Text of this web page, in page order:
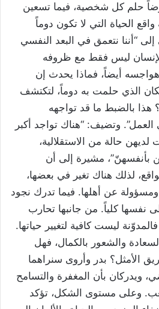
حلم كل شخصية، فيما تسعين
الحياة التي لا تكون دوماً
“أننا نتعمق في البعد النفسي
ليس فقط مع ظروفه
أيضاً، فماذا يحدث إن
الذي حلمت به دوماً، لتكتشف
هذا بالضبط ما قد تواجهه
وتضيف: “هناك تواجد أكبر
لديهن حالة من الاستقلالية،
بأنفسهنّ”، مشيرة إلى أن
لذلك هناك تغير في بعضها،
عن أهلها. فيما تدرك نجود
نفسها كلياً. من جانبها تحارب
ليست كافية لتغيير حياتها.
والشعور بالكمال، فهل
الأمثل؟ بدر وأروى سنراهما
ويدركان بأن المغفرة والتسامح
وعلى مستوى الشكل، تؤكد